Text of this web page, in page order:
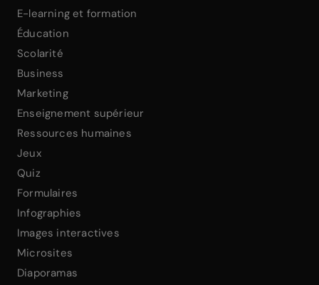
E-learning et formation
Éducation
Scolarité
Business
Marketing
Enseignement supérieur
Ressources humaines
Jeux
Quiz
Formulaires
Infographies
Images interactives
Microsites
Diaporamas